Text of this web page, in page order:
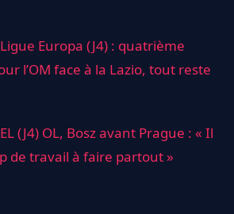
Ligue Europa (J4) : quatrième
l’OM face à la Lazio, tout reste
EL (J4) OL, Bosz avant Prague : « Il
de travail à faire partout »